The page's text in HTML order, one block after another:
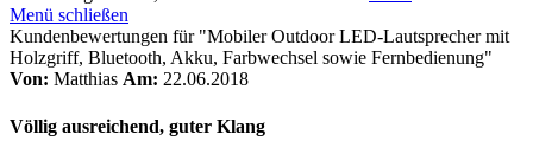
Menü schließen
Kundenbewertungen für "Mobiler Outdoor LED-Lautsprecher mit
Holzgriff, Bluetooth, Akku, Farbwechsel sowie Fernbedienung"
Von: Matthias Am: 22.06.2018
Völlig ausreichend, guter Klang